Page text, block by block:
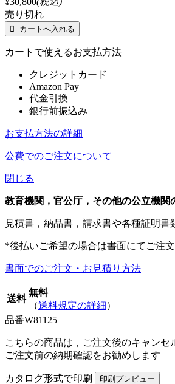
売り切れ
カートで使えるお支払方法
クレジットカード
Amazon Pay
代金引換
銀行前振込み
お支払方法の詳細
公費でのご注文について
閉じる
教育機関，官公庁，その他の公立機
見積書，納品書，請求書や各種証明
*後払いご希望の場合は書面にてご注
書面でのご注文・お見積り方法
送料
無料
（送料規定の詳細）
品番W81125
こちらの商品は，ご注文後のキャン
ご注文前の納期確認をお勧めします
カタログ形式で印刷